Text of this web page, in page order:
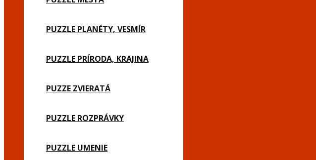
PUZZLE PLANÉTY, VESMÍR
PUZZLE PRÍRODA, KRAJINA
PUZZE ZVIERATÁ
PUZZLE ROZPRÁVKY
PUZZLE UMENIE